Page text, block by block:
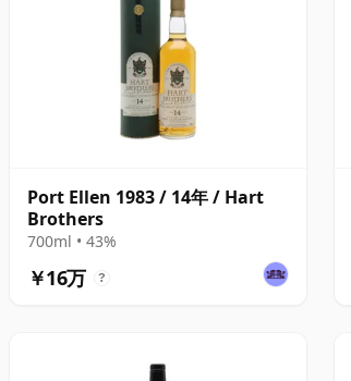
Port Ellen 1983 / 14年 / Hart
Brothers
700ml • 43%
￥16万 ?